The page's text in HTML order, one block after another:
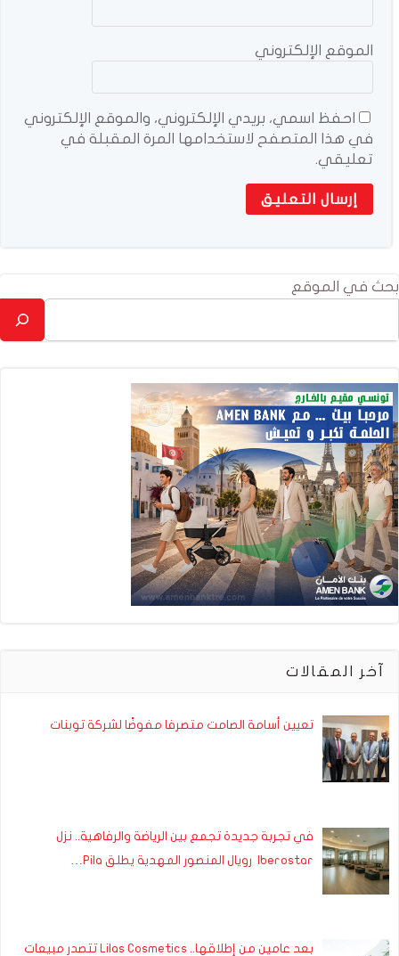
الموقع الإلكتروني
احفظ اسمي، بريدي الإلكتروني، والموقع الإلكتروني
في هذا المتصفح لاستخدامها المرة المقبلة في
تعليقي.
بحث في الموقع
آخر المقالات
تعيين أسامة الصامت متصرفا مفوضًا لشركة توبنات
في تجربة جديدة تجمع بين الرياضة والرفاهية.. نزل
Iberostar رويال المنصور المهدية يطلق Pila…
بعد عامين من إطلاقها.. Lilas Cosmetics تتصدر مبيعات